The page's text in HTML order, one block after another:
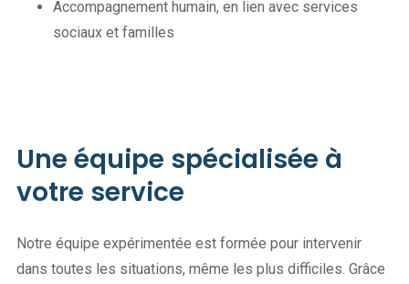
Accompagnement humain, en lien avec services
sociaux et familles
Une équipe spécialisée à
votre service
Notre équipe expérimentée est formée pour intervenir
dans toutes les situations, même les plus difficiles. Grâce